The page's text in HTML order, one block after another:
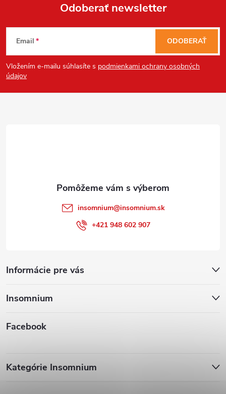
Z
á
p
Odoberať newsletter
Email
Vložením e-mailu súhlasíte s podmienkami ochrany osobných
údajov
ODOBERAŤ
Informácie pre vás
Insomnium
Facebook
insomnium@insomnium.sk
+421 948 602 907
Kategórie Insomnium